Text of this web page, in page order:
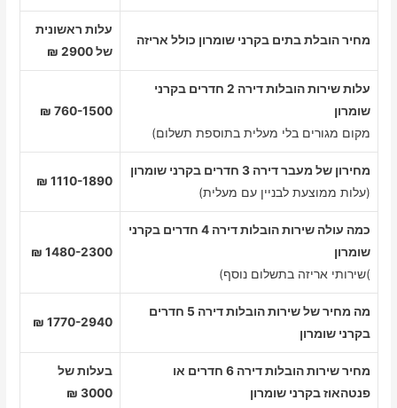
מחיר הובלת בתים בקרני שומרון כולל אריזה
עלות ראשונית
של 2900 ₪
עלות שירות הובלות דירה 2 חדרים בקרני
שומרון
מקום מגורים בלי מעלית בתוספת תשלום)
760-1500 ₪
מחירון של מעבר דירה 3 חדרים בקרני שומרון
(עלות ממוצעת לבניין עם מעלית)
1110-1890 ₪
כמה עולה שירות הובלות דירה 4 חדרים בקרני
שומרון
)שירותי אריזה בתשלום נוסף)
1480-2300 ₪
מה מחיר של שירות הובלות דירה 5 חדרים
בקרני שומרון
1770-2940 ₪
מחיר שירות הובלות דירה 6 חדרים או
פנטהאוז בקרני שומרון
בעלות של
3000 ₪